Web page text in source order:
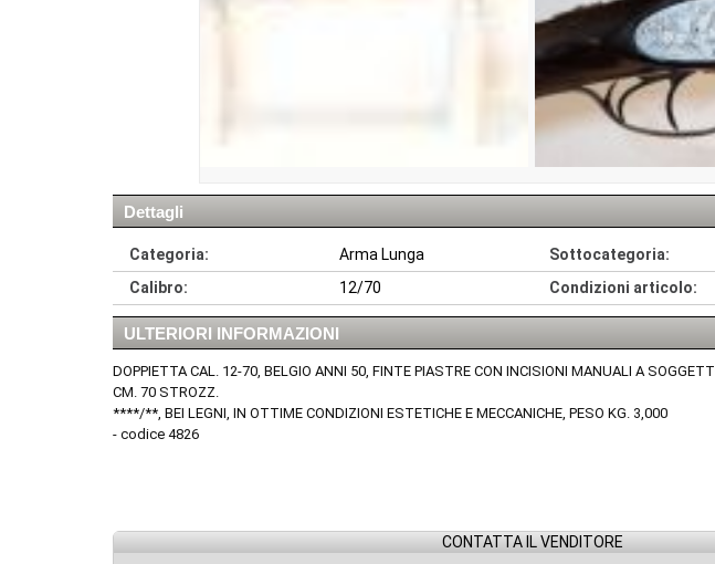
Dettagli
Categoria: Arma Lunga Sottocategoria:
Calibro:
12/70 Condizioni articolo:
ULTERIORI INFORMAZIONI
DOPPIETTA CAL. 12-70, BELGIO ANNI 50, FINTE PIASTRE CON INCISIONI MANUALI A
CM. 70 STROZZ.
****/**, BEI LEGNI, IN OTTIME CONDIZIONI ESTETICHE E MECCANICHE, PESO KG. 3,000
- codice 4826
CONTATTA IL VENDITORE